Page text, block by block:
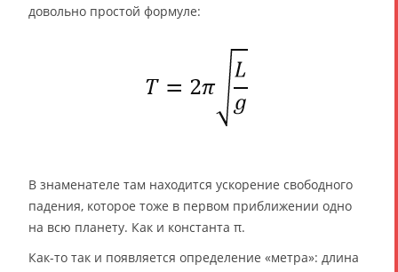
довольно простой формуле:
В знаменателе там находится ускорение свободного
падения, которое тоже в первом приближении одно
на всю планету. Как и константа π.
Как-то так и появляется определение «метра»: длина